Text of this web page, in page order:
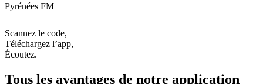
Pyrénées FM
Scannez le code,
Téléchargez l’app,
Écoutez.
Tous les avantages de notre application